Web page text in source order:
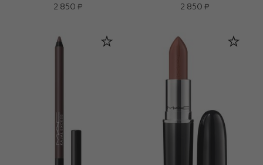
New Number (1,2g)
2 850 ₽
Peacock (1,2g)
2 850 ₽